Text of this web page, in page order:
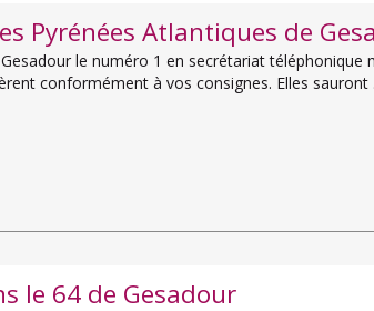
Pyrénées Atlantiques de
le numéro 1 en secrétariat téléphonique
conformément à vos consignes. Elles sauront
le 64 de Gesadour